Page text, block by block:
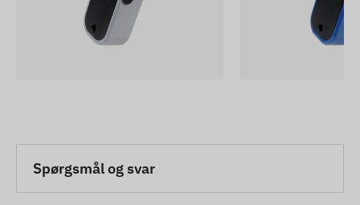
Spørgsmål og svar